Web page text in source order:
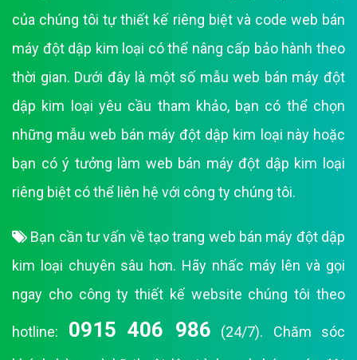
của chúng tôi tự thiết kế riêng biệt và code web bán
máy đột dập kim loại có thể nâng cấp bảo hành theo
thời gian. Dưới đây là một số mẫu web bán máy đột
dập kim loại yêu cầu tham khảo, bạn có thể chọn
những mẫu web bán máy đột dập kim loại này hoặc
bạn có ý tưởng làm web bán máy đột dập kim loại
riêng biệt có thể liên hệ với công ty chúng tôi.
Bạn cần tư vấn về tạo trang web bán máy đột dập
kim loại chuyên sâu hơn. Hãy nhấc máy lên và gọi
ngay cho công ty thiết kế website chúng tôi theo
hotline: 0915 406 986 (24/7). Chăm sóc